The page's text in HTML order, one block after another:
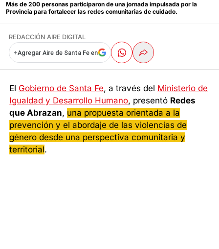
Más de 200 personas participaron de una jornada impulsada por la
Provincia para fortalecer las redes comunitarias de cuidado.
REDACCIÓN AIRE DIGITAL
+Agregar Aire de Santa Fe en
El Gobierno de Santa Fe, a través del Ministerio de
Igualdad y Desarrollo Humano, presentó Redes
que Abrazan, una propuesta orientada a la
prevención y el abordaje de las violencias de
género desde una perspectiva comunitaria y
territorial.